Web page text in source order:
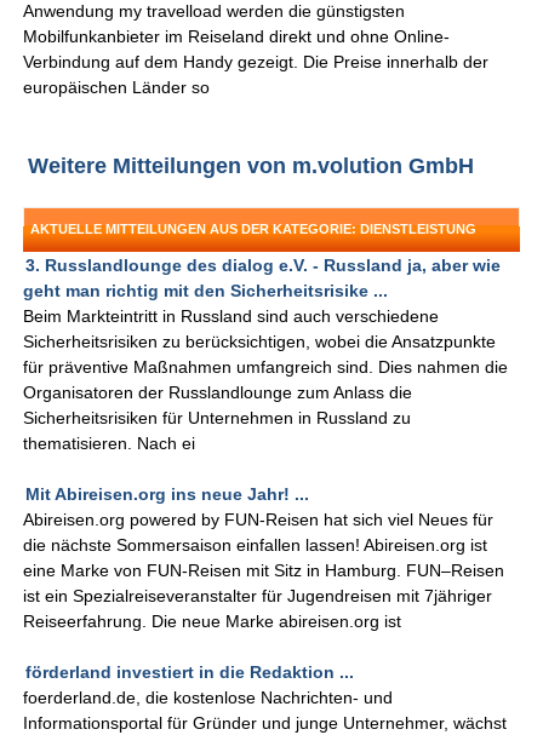
Anwendung my travelload werden die günstigsten
Mobilfunkanbieter im Reiseland direkt und ohne Online-
Verbindung auf dem Handy gezeigt. Die Preise innerhalb der
europäischen Länder so
Weitere Mitteilungen von m.volution GmbH
AKTUELLE MITTEILUNGEN AUS DER KATEGORIE: DIENSTLEISTUNG
3. Russlandlounge des dialog e.V. - Russland ja, aber wie
geht man richtig mit den Sicherheitsrisike ...
Beim Markteintritt in Russland sind auch verschiedene
Sicherheitsrisiken zu berücksichtigen, wobei die Ansatzpunkte
für präventive Maßnahmen umfangreich sind. Dies nahmen die
Organisatoren der Russlandlounge zum Anlass die
Sicherheitsrisiken für Unternehmen in Russland zu
thematisieren. Nach ei
Mit Abireisen.org ins neue Jahr! ...
Abireisen.org powered by FUN-Reisen hat sich viel Neues für
die nächste Sommersaison einfallen lassen! Abireisen.org ist
eine Marke von FUN-Reisen mit Sitz in Hamburg. FUN–Reisen
ist ein Spezialreiseveranstalter für Jugendreisen mit 7jähriger
Reiseerfahrung. Die neue Marke abireisen.org ist
förderland investiert in die Redaktion ...
foerderland.de, die kostenlose Nachrichten- und
Informationsportal für Gründer und junge Unternehmer, wächst